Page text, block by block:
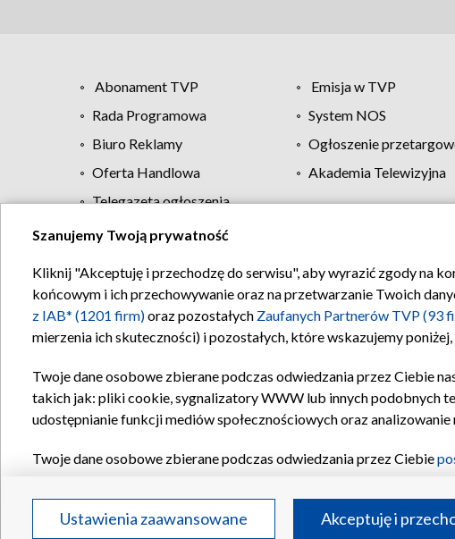
Abonament TVP Emisja w TVP
Rada Programowa
System NOS
Biuro Reklamy
Ogłoszenie
Oferta Handlowa
Akademia Telewizyjna
Telegazeta ogłoszenia
Regulamin TVP
Szanujemy Twoją prywatność
Kliknij "Akceptuję i przechodzę do serwisu", aby wyrazić zgody na
końcowym i ich przechowywanie oraz na przetwarzanie Twoich
z IAB* (1201 firm)oraz pozostałych Zaufanych Partnerów TVP (93
mierzenia ich skuteczności) i pozostałych, które wskazujemy
Twoje dane osobowe zbierane podczas odwiedzania przez Ciebie
takich jak: pliki cookie, sygnalizatory WWW lub innych podobnych
udostępnianie funkcji mediów społecznościowych oraz analizowanie
Twoje dane osobowe zbierane podczas odwiedzania przez Ciebie
Partnerów TVPdla realizacji następujących celów i funkcji:
reklam, tworzenia profilu spersonalizowanych reklam, tworzenia
Ustawienia zaawansowane Akceptuję i